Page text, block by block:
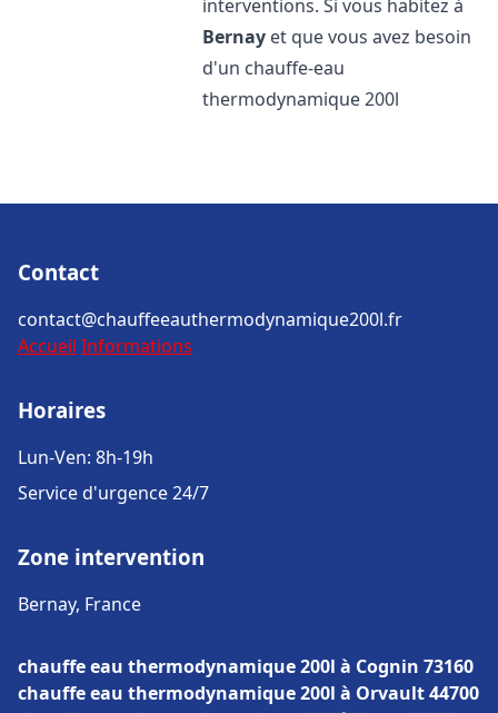
interventions. Si vous habitez à
Bernay et que vous avez besoin
d'un chauffe-eau
thermodynamique 200l
Contact
contact@chauffeeauthermodynamique200l.fr
Accueil Informations
Horaires
Lun-Ven: 8h-19h
Service d'urgence 24/7
Zone intervention
Bernay, France
chauffe eau thermodynamique 200l à Cognin 73160
chauffe eau thermodynamique 200l à Orvault 44700